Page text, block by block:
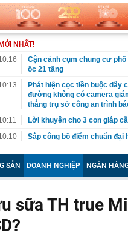
MỚI NHẤT!
Cận cảnh cụm chung cư
ốc 21 tầng
Phát hiện cọc tiền buộc dây
đường không có camera
thẳng trụ sở công an trình
Lời khuyên cho 3 con giáp
Sắp công bố điểm chuẩn đại
Khách Tây "lụy" dịch vụ
chuẩn đét, thành phẩm
Giá bạc thỏi, bạc miếng
Tiêu chí phân loại doanh
SẢN DOANH NGHIỆP NGÂN
sữa TH true